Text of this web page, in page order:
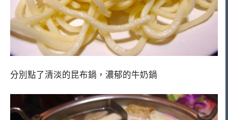
分別點了清淡的昆布鍋，濃郁的牛奶鍋